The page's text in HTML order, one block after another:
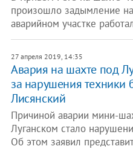
произошло задымление
аварийном участке
27 апреля 2019, 14:35
Авария на шахте под
за нарушения техники
Лисянский
Причиной аварии мини-
Луганском стало
Об этом заявил